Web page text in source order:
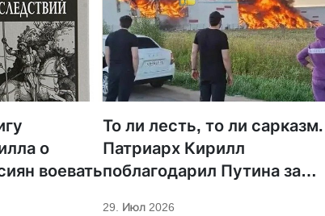
о
воевать
То ли лесть, то ли сарказм.
Патриарх Кирилл
поблагодарил Путина за
29. Июл 2026